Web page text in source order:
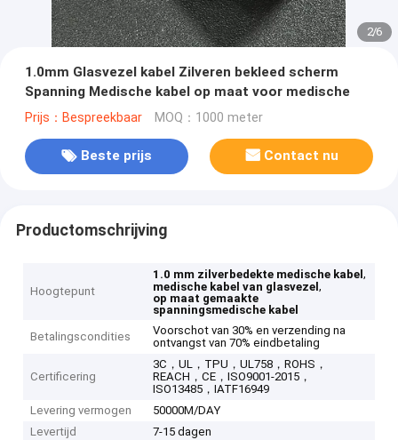
2/6
1.0mm Glasvezel kabel Zilveren bekleed scherm
Spanning Medische kabel op maat voor medische
Prijs：Bespreekbaar MOQ：1000 meter
Beste prijs Contact nu
Productomschrijving
Hoogtepunt
1.0 mm zilverbedekte medische kabel,
medische kabel van glasvezel,
op maat gemaakte
spanningsmedische kabel
Betalingscondities
Voorschot van 30% en verzending na
ontvangst van 70% eindbetaling
Certificering
3C，UL，TPU，UL758，ROHS，
REACH，CE，ISO9001-2015，
ISO13485，IATF16949
Levering vermogen
50000M/DAY
Levertijd
7-15 dagen